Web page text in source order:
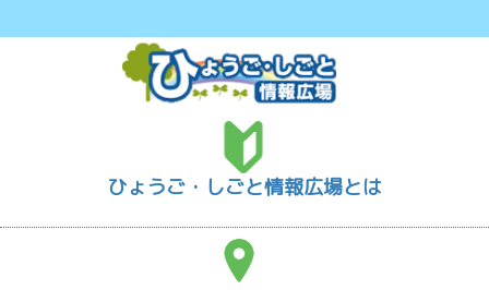
ひょうご・しごと情報広場とは